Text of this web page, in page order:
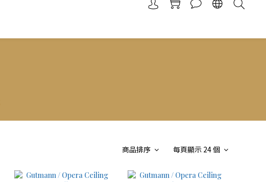
商品排序 每頁顯示 24 個